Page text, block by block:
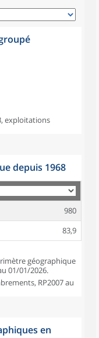
exploitations
depuis 1968
980
83,9
géographique
01/01/2026.
RP2007 au
en